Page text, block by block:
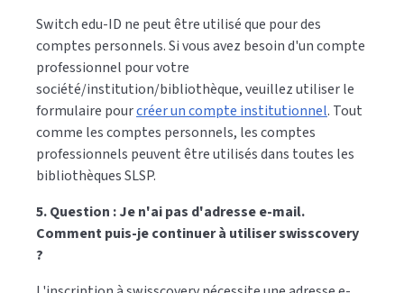
Switch edu-ID ne peut être utilisé que pour des
comptes personnels. Si vous avez besoin d'un compte
professionnel pour votre
société/institution/bibliothèque, veuillez utiliser le
formulaire pourcréer un compte institutionnel. Tout
comme les comptes personnels, les comptes
professionnels peuvent être utilisés dans toutes les
bibliothèques SLSP.
5. Question : Je n'ai pas d'adresse e-mail.
Comment puis-je continuer à utiliser swisscovery
?